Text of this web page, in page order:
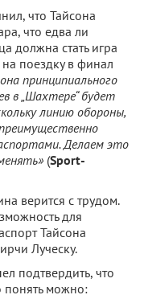
что Тайсона
что едва ли
должна стать игра
поездку в финал
принципиального
в „Шахтере“ будет
линию обороны,
Делаем это
(Sport-
верится с трудом.
для
Тайсона
Луческу.
подтвердить, что
можно: